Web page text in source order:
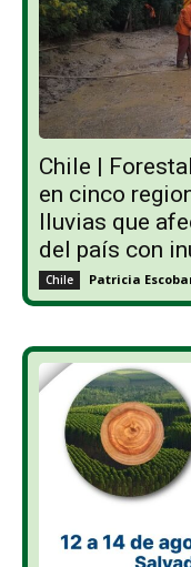
Chile |
en cinco
lluvias que
del país con
Chile Patricia